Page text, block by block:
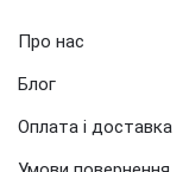
Про нас
Блог
Оплата і доставка